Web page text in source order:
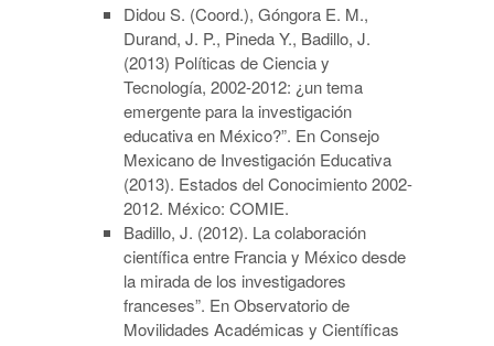
Didou S. (Coord.), Góngora E. M.,
Durand, J. P., Pineda Y., Badillo, J.
(2013) Políticas de Ciencia y
Tecnología, 2002-2012: ¿un tema
emergente para la investigación
educativa en México?”. En Consejo
Mexicano de Investigación Educativa
(2013). Estados del Conocimiento 2002-
2012. México: COMIE.
Badillo, J. (2012). La colaboración
científica entre Francia y México desde
la mirada de los investigadores
franceses”. En Observatorio de
Movilidades Académicas y Científicas